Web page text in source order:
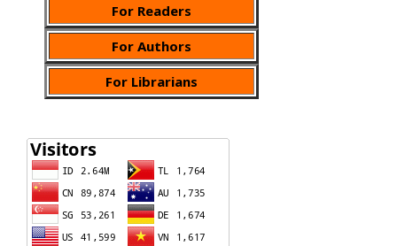
For Readers
For Authors
For Librarians